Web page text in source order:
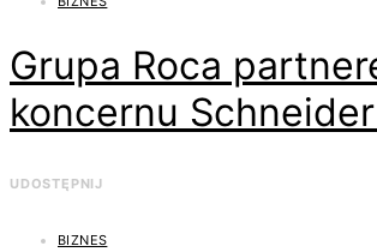
Grupa Roca
koncernu
UDOSTĘPNIJ
BIZNES